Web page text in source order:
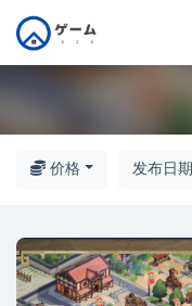
价格 发布日期